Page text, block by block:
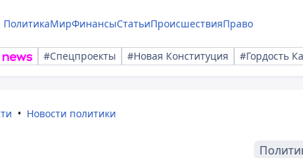
ПолитикаМирФинансыСтатьиПроисшествияПраво
#Спецпроекты #Новая Конституция #Гордость
Новости политики